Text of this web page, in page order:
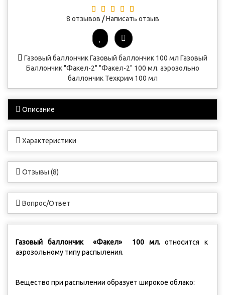
8 отзывов /Написать отзыв
Газовый баллончикГазовый баллончик 100 мл Газовый
Баллончик "Факел-2" "Факел-2" 100 мл. аэрозольно
баллончик Техкрим 100 мл
Описание
Характеристики
Отзывы (8)
Вопрос/Ответ
Газовый баллончик «Факел» 100 мл.относится к
аэрозольному типу распыления.
Вещество при распылении образует широкое облако: